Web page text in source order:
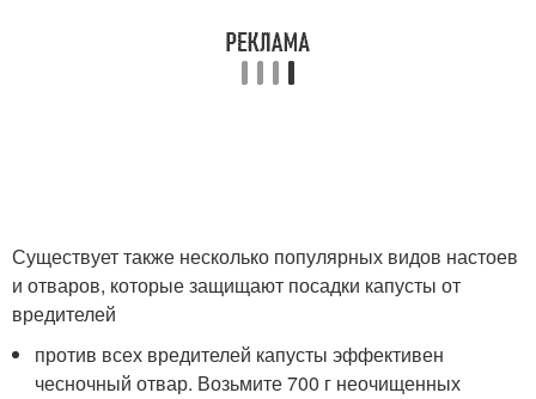
Существует также несколько популярных видов настоев
и отваров, которые защищают посадки капусты от
вредителей
против всех вредителей капусты эффективен
чесночный отвар. Возьмите 700 г неочищенных